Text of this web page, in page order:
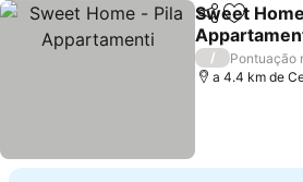
Partilhar
Sweet
Ver preços
/
Pontuação
a 4.4 km de